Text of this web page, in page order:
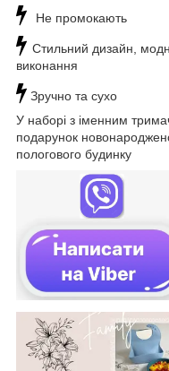
Не промокають
Стильний дизайн,
виконання
Зручно та сухо
У наборі з іменним
подарунок
пологового будинку